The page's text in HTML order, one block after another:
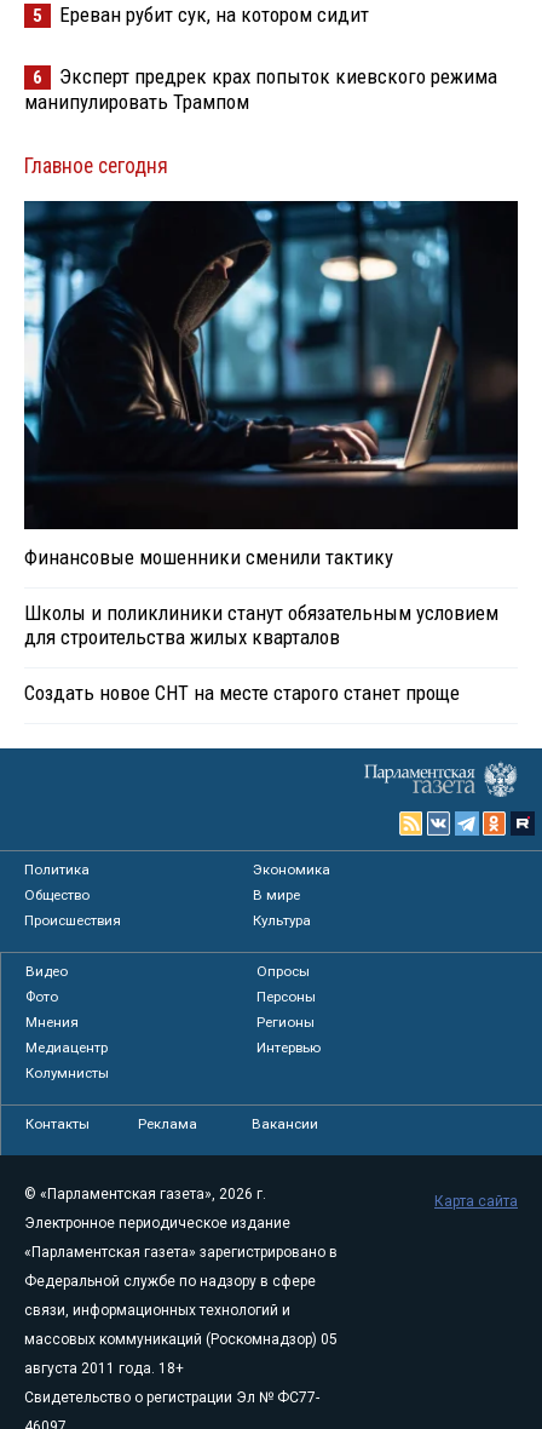
5 Ереван рубит сук, на котором сидит
6
Эксперт предрек крах попыток киевского режима
манипулировать Трампом
Главное сегодня
Финансовые мошенники сменили тактику
Школы и поликлиники станут обязательным условием
для строительства жилых кварталов
Создать новое СНТ на месте старого станет проще
Политика
Экономика
Общество
В мире
Происшествия
Культура
Видео
Опросы
Фото
Персоны
Мнения
Регионы
Медиацентр
Интервью
Колумнисты
Контакты Реклама Вакансии
© «Парламентская газета», 2026 г.
Электронное периодическое издание
«Парламентская газета» зарегистрировано в
Федеральной службе по надзору в сфере
связи, информационных технологий и
массовых коммуникаций (Роскомнадзор) 05
августа 2011 года. 18+
Свидетельство о регистрации Эл № ФС77-
Карта сайта